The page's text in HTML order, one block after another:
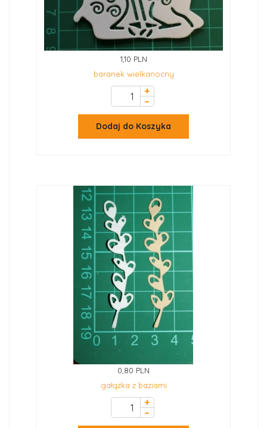
1,10 PLN
baranek wielkanocny
+
–
Dodaj do Koszyka
0,80 PLN
gałązka z baziami
+
–